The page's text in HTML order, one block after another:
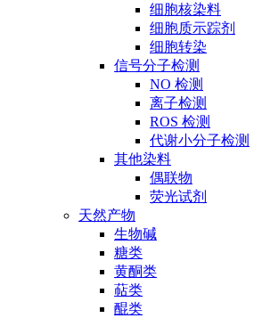
细胞核染料
细胞质示踪剂
细胞转染
信号分子检测
NO 检测
离子检测
ROS 检测
代谢小分子检测
其他染料
偶联物
荧光试剂
天然产物
生物碱
糖类
黄酮类
萜类
醌类